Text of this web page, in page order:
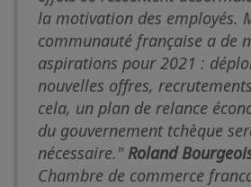
la motivation des employés.
communauté française a de
aspirations pour 2021 :
nouvelles offres,
cela, un plan de relance
du gouvernement tchèque
nécessaire." Roland
Chambre de commerce